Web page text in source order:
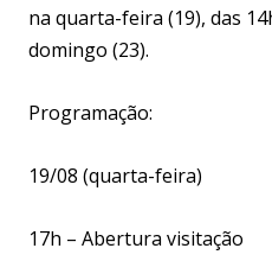
na quarta-feira (19), das
domingo (23).
Programação:
19/08 (quarta-feira)
17h – Abertura visitação